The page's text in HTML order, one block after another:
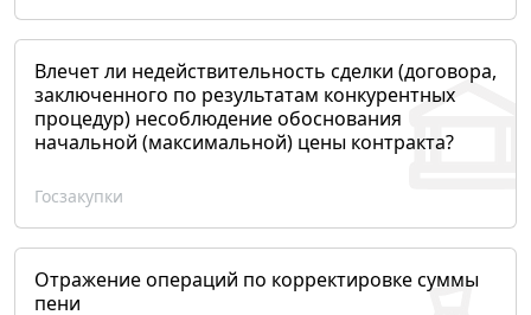
Влечет ли недействительность сделки (договора,
заключенного по результатам конкурентных
процедур) несоблюдение обоснования
начальной (максимальной) цены контракта?
Госзакупки
Отражение операций по корректировке суммы
пени